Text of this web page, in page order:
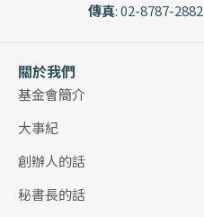
傳真: 02-8787-2882
關於我們
基金會簡介
大事紀
創辦人的話
秘書長的話